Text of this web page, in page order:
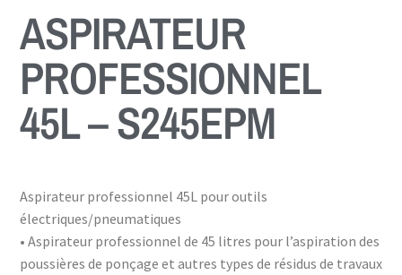
ASPIRATEUR
PROFESSIONNEL
45L – S245EPM
Aspirateur professionnel 45L pour outils
électriques/pneumatiques
• Aspirateur professionnel de 45 litres pour l’aspiration des
poussières de ponçage et autres types de résidus de travaux